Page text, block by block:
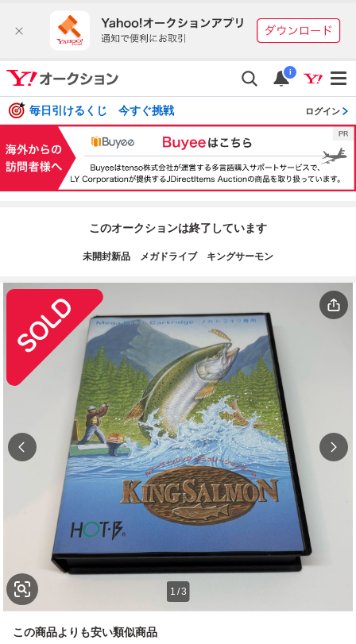
i
毎日引けるくじ 今すぐ挑戦 ログイン
このオークションは終了しています
未開封新品 メガドライブ キングサーモン
1 /3
この商品よりも安い類似商品